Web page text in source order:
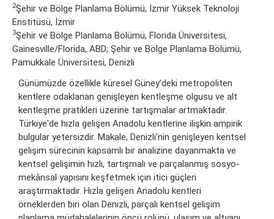
2Şehir ve Bölge Planlama Bölümü, İzmir Yüksek Teknoloji
Enstitüsü, İzmir
3Şehir ve Bölge Planlama Bölümü, Florida Üniversitesi,
Gainesville/Florida, ABD; Şehir ve Bölge Planlama Bölümü,
Pamukkale Üniversitesi, Denizli
Günümüzde özellikle küresel Güney’deki metropoliten
kentlere odaklanan genişleyen kentleşme olgusu ve alt
kentleşme pratikleri üzerine tartışmalar artmaktadır.
Türkiye'de hızla gelişen Anadolu kentlerine ilişkin ampirik
bulgular yetersizdir. Makale, Denizli'nin genişleyen kentsel
gelişim sürecinin kapsamlı bir analizine dayanmakta ve
kentsel gelişimin hızlı, tartışmalı ve parçalanmış sosyo-
mekânsal yapısını keşfetmek için itici güçleri
araştırmaktadır. Hızla gelişen Anadolu kentleri
örneklerden biri olan Denizli, parçalı kentsel gelişim